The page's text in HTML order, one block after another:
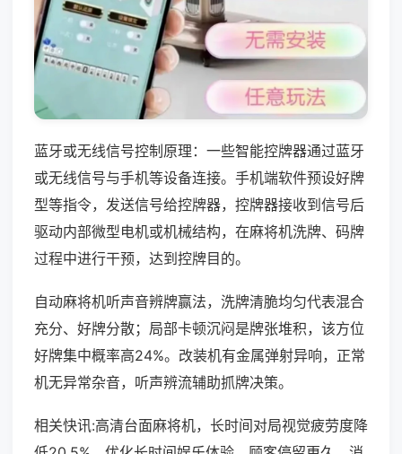
蓝牙或无线信号控制原理：一些智能控牌器通过蓝牙
或无线信号与手机等设备连接。手机端软件预设好牌
型等指令，发送信号给控牌器，控牌器接收到信号后
驱动内部微型电机或机械结构，在麻将机洗牌、码牌
过程中进行干预，达到控牌目的。
自动麻将机听声音辨牌赢法，洗牌清脆均匀代表混合
充分、好牌分散；局部卡顿沉闷是牌张堆积，该方位
好牌集中概率高24%。改装机有金属弹射异响，正常
机无异常杂音，听声辨流辅助抓牌决策。
相关快讯:高清台面麻将机，长时间对局视觉疲劳度降